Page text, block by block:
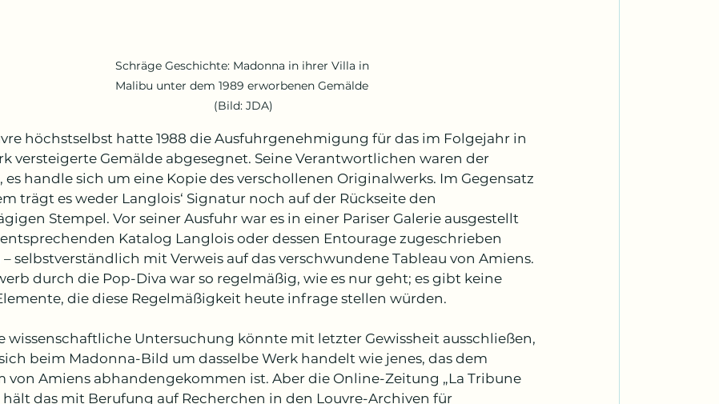
Schräge Geschichte: Madonna in ihrer Villa in
Malibu unter dem 1989 erworbenen Gemälde
(Bild: JDA)
höchstselbst hatte 1988 die Ausfuhrgenehmigung für das im Folgejahr in
versteigerte Gemälde abgesegnet. Seine Verantwortlichen waren der
es handle sich um eine Kopie des verschollenen Originalwerks. Im Gegensatz
trägt es weder Langlois‘ Signatur noch auf der Rückseite den
Stempel. Vor seiner Ausfuhr war es in einer Pariser Galerie ausgestellt
Katalog Langlois oder dessen Entourage zugeschrieben
selbstverständlich mit Verweis auf das verschwundene Tableau von Amiens.
durch die Pop-Diva war so regelmäßig, wie es nur geht; es gibt keine
die diese Regelmäßigkeit heute infrage stellen würden.
wissenschaftliche Untersuchung könnte mit letzter Gewissheit ausschließen,
sich beim Madonna-Bild um dasselbe Werk handelt wie jenes, das dem
von Amiens abhandengekommen ist. Aber die Online-Zeitung „La Tribune
hält das mit Berufung auf Recherchen in den Louvre-Archiven für